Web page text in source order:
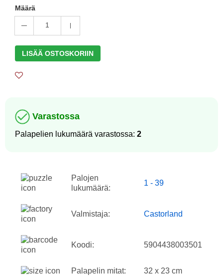
Määrä
1
LISÄÄ OSTOSKORIIN
Varastossa
Palapelien lukumäärä varastossa: 2
Palojen
lukumäärä:
1 - 39
Valmistaja: Castorland
Koodi: 5904438003501
Palapelin mitat: 32 x 23 cm